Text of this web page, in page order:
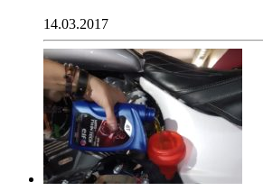
14.03.2017